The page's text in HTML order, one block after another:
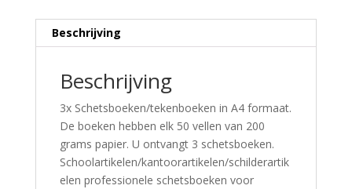
Beschrijving
Beschrijving
3x Schetsboeken/tekenboeken in A4 formaat.
De boeken hebben elk 50 vellen van 200
grams papier. U ontvangt 3 schetsboeken.
Schoolartikelen/kantoorartikelen/schilderartik
elen professionele schetsboeken voor